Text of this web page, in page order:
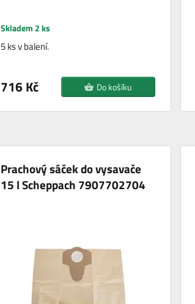
Skladem 2 ks
5 ks v balení.
716 Kč Do košíku
Prachový sáček do vysavače
15 l Scheppach 7907702704